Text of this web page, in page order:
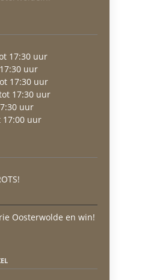
17:30 uur
uur
17:30 uur
17:30 uur
uur
17:00 uur
Oosterwolde en win!